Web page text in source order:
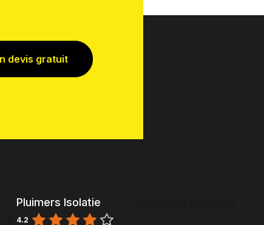
devis gratuit
Pluimers Isolatie
4.2